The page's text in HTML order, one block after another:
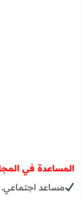
المساعدة في
مساعد اجتماعي.